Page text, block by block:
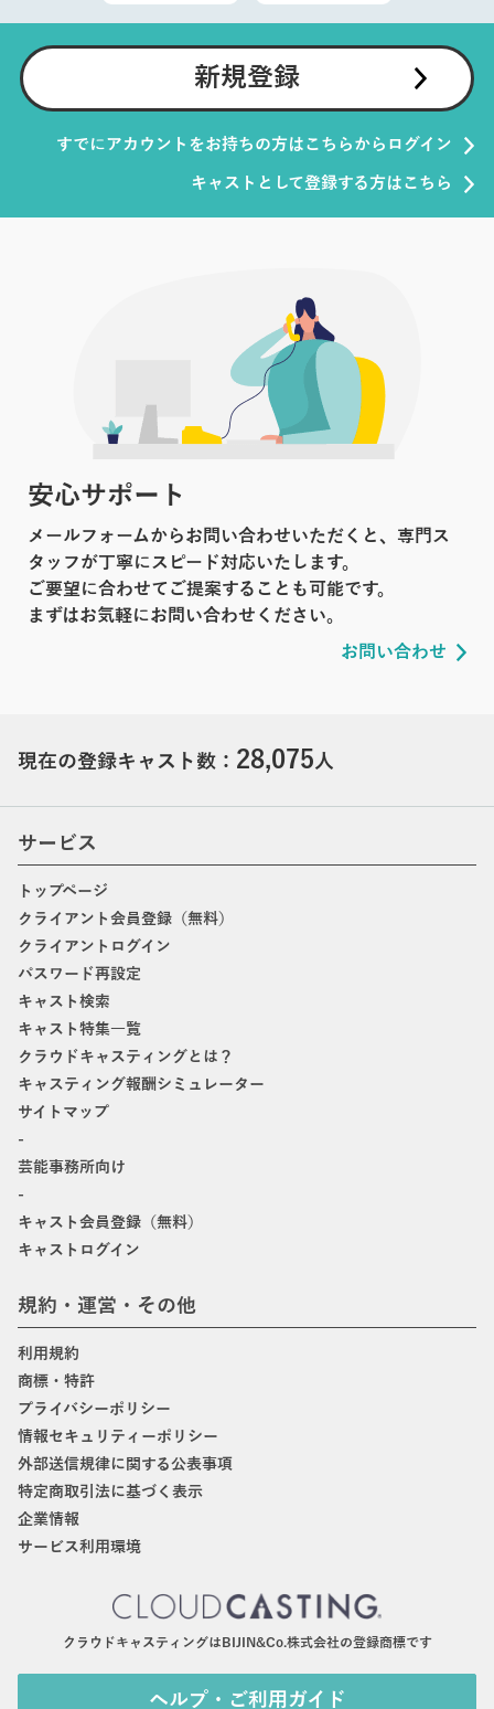
新規登録
すでにアカウントをお持ちの方はこちらからログイン
キャストとして登録する方はこちら
安心サポート
メールフォームからお問い合わせいただくと、専門ス
タッフが丁寧にスピード対応いたします。
ご要望に合わせてご提案することも可能です。
まずはお気軽にお問い合わせください。
お問い合わせ
現在の登録キャスト数： 28,075人
サービス
トップページ
クライアント会員登録（無料）
クライアントログイン
パスワード再設定
キャスト検索
キャスト特集一覧
クラウドキャスティングとは？
キャスティング報酬シミュレーター
サイトマップ
-
芸能事務所向け
-
キャスト会員登録（無料）
キャストログイン
規約・運営・その他
利用規約
商標・特許
プライバシーポリシー
情報セキュリティーポリシー
外部送信規律に関する公表事項
特定商取引法に基づく表示
企業情報
サービス利用環境
クラウドキャスティングはBIJIN&Co.株式会社の登録商標です
ヘルプ・ご利用ガイド